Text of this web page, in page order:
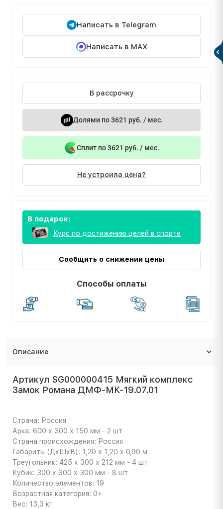
Написать в Telegram
Написать в MAX
В рассрочку
Долями по 3621 руб. / мес.
Сплит по 3621 руб. / мес.
Не устроила цена?
В подарок:
Курс по достижению целей в спорте
Сообщить о снижении цены
Способы оплаты
Описание
Артикул SG000000415 Мягкий комплекс
Замок Романа ДМФ-МК-19.07.01
Страна: Россия
Арка: 600 х 300 х 150 мм - 2 шт
Страна происхождения: Россия
Габариты (ДхШхВ): 1,20 х 1,20 х 0,90 м
Треугольник: 425 х 300 х 212 мм - 4 шт
Кубик: 300 х 300 х 300 мм - 8 шт
Количество элементов: 19
Возрастная категория: 0+
Вес: 13,3 кг